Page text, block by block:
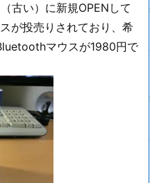
古い）に新規OPENして
が投売りされており、希
マウスが1980円で